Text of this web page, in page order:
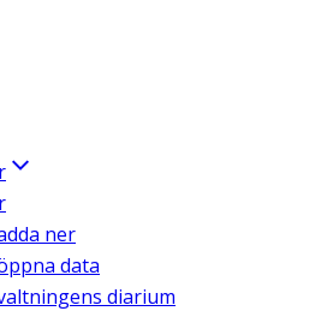
ner
data
diarium